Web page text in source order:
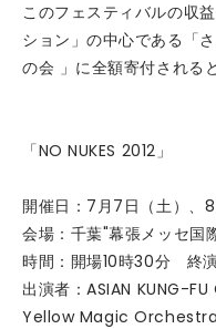
このフェスティバルの収
ション」の中心である「
の会 」に全額寄付される
「NO NUKES 2012」
開催日：7月7日（土）、8
会場：千葉"幕張メッセ国
時間：開場10時30分 終演
出演者：ASIAN KUNG-
Yellow Magic Orchestra,